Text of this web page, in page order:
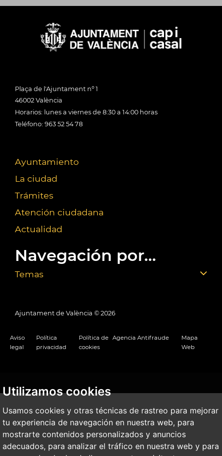
Utilizamos cookies
Usamos cookies y otras técnicas de rastreo para mejorar
tu experiencia de navegación en nuestra web, para
mostrarte contenidos personalizados y anuncios
adecuados, para analizar el tráfico en nuestra web y para
Plaça de l'Ajuntament nº 1
46002 València
Horarios: lunes a viernes de 8:30 a 14:00 horas
Teléfono: 963 52 54 78
Ayuntamiento
La ciudad
Trámites
Atención ciudadana
Actualidad
Navegación por...
Temas
Ajuntament de València © 2026
Aviso
legal
Política
privacidad
Política de
cookies
Agencia Antifraude
Mapa
Web